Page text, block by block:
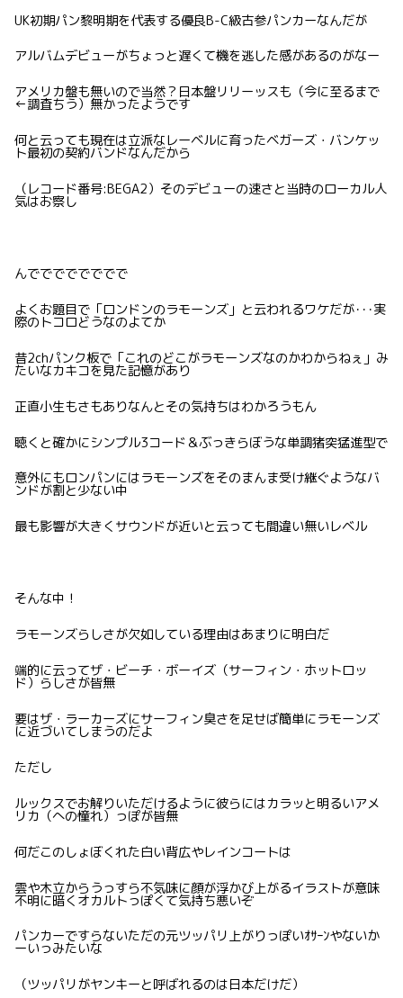
UK初期パン黎明期を代表する優良B-C級古参パンカーなんだが
アルバムデビューがちょっと遅くて機を逃した感があるのがなー
アメリカ盤も無いので当然？日本盤リリーッスも（今に至るまで
←調査ちう）無かったようです
何と云っても現在は立派なレーベルに育ったベガーズ・バンケッ
ト最初の契約バンドなんだから
（レコード番号:BEGA2）そのデビューの速さと当時のローカル人
気はお察し
んでででででででで
よくお題目で「ロンドンのラモーンズ」と云われるワケだが･･･実
際のトコロどうなのよてか
昔2chパンク板で「これのどこがラモーンズなのかわからねぇ」み
たいなカキコを見た記憶があり
正直小生もさもありなんとその気持ちはわかろうもん
聴くと確かにシンプル3コード＆ぶっきらぼうな単調猪突猛進型で
意外にもロンパンにはラモーンズをそのまんま受け継ぐようなバ
ンドが割と少ない中
最も影響が大きくサウンドが近いと云っても間違い無いレベル
そんな中！
ラモーンズらしさが欠如している理由はあまりに明白だ
端的に云ってザ・ビーチ・ボーイズ（サーフィン・ホットロッ
ド）らしさが皆無
要はザ・ラーカーズにサーフィン臭さを足せば簡単にラモーンズ
に近づいてしまうのだよ
ただし
ルックスでお解りいただけるように彼らにはカラッと明るいアメ
リカ（への憧れ）っぽが皆無
何だこのしょぼくれた白い背広やレインコートは
雲や木立からうっすら不気味に顔が浮かび上がるイラストが意味
不明に暗くオカルトっぽくて気持ち悪いぞ
パンカーですらないただの元ツッパリ上がりっぽいｵｻｰﾝやないか
ーいっみたいな
（ツッパリがヤンキーと呼ばれるのは日本だけだ）